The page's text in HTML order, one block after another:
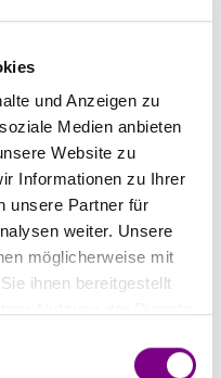
und Anzeigen zu
Medien anbieten
Website zu
Informationen zu Ihrer
unsere Partner für
weiter. Unsere
möglicherweise mit
ihnen bereitgestellt
Arbeitsumfeld
durch den Klimawandel und
der Jahre